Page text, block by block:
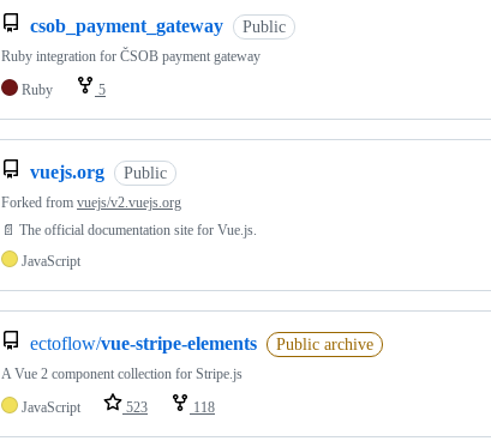
csob_payment_gateway Public
Ruby integration for ČSOB payment gateway
Ruby
5
vuejs.org Public
Forked from vuejs/v2.vuejs.org
📄 The official documentation site for Vue.js.
JavaScript
ectoflow/vue-stripe-elements Public archive
A Vue 2 component collection for Stripe.js
JavaScript
523 118